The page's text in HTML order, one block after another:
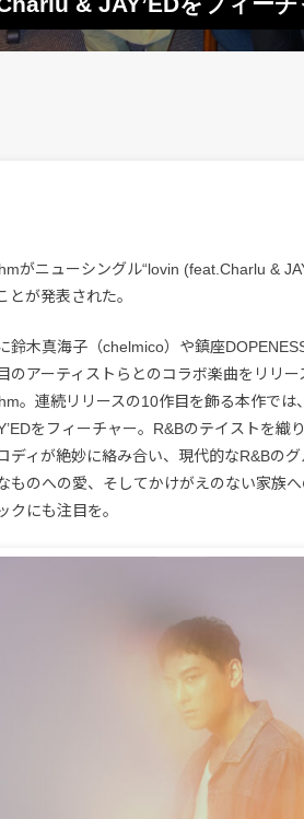
がニューシングル“lovin (feat.Charlu &
とが発表された。
鈴木真海子（chelmico）や鎮座
のアーティストらとのコラボ楽曲をリリ
。連続リリースの10作目を飾る本作では
をフィーチャー。R&Bのテイストを織
ディが絶妙に絡み合い、現代的なR&Bの
ものへの愛、そしてかけがえのない家族
クにも注目を。